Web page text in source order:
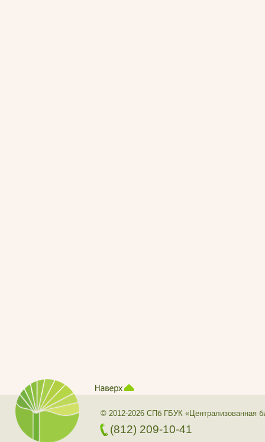
© 2012-2026 СПб ГБУК «Централизованная
(812) 209-10-41